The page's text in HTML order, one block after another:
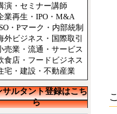
演・セミナー講師
業再生・IPO・M&A
・Pマーク・内部統制
外ビジネス・国際取引
売業・流通・サービス
食店・フードビジネス
宅・建設・不動産業
サルタント登録はこち
ら